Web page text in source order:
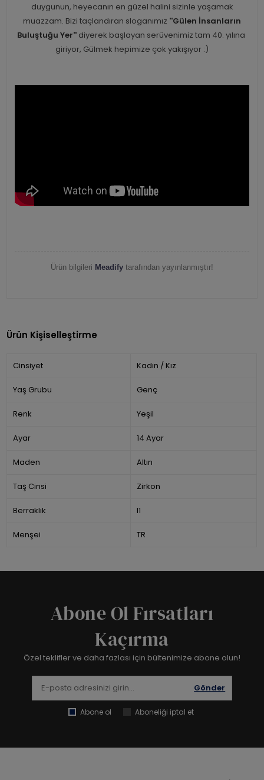
duygunun, heyecanın en güzel halini sizinle yaşamak
muazzam. Bizi taçlandıran sloganımız ''Gülen İnsanların
Buluştuğu Yer'' diyerek başlayan serüvenimiz tam 40. yılına
giriyor, Gülmek hepimize çok yakışıyor :)
Ürün bilgileri Meadify tarafından yayınlanmıştır!
Ürün Kişiselleştirme
Cinsiyet Kadın / Kız
Yaş Grubu Genç
Renk Yeşil
Ayar 14 Ayar
Maden Altın
Taş Cinsi Zirkon
Berraklık I1
Menşei TR
Abone Ol Fırsatları
Kaçırma
Özel teklifler ve daha fazlası için bültenimize abone olun!
Gönder
Abone ol Aboneliği iptal et